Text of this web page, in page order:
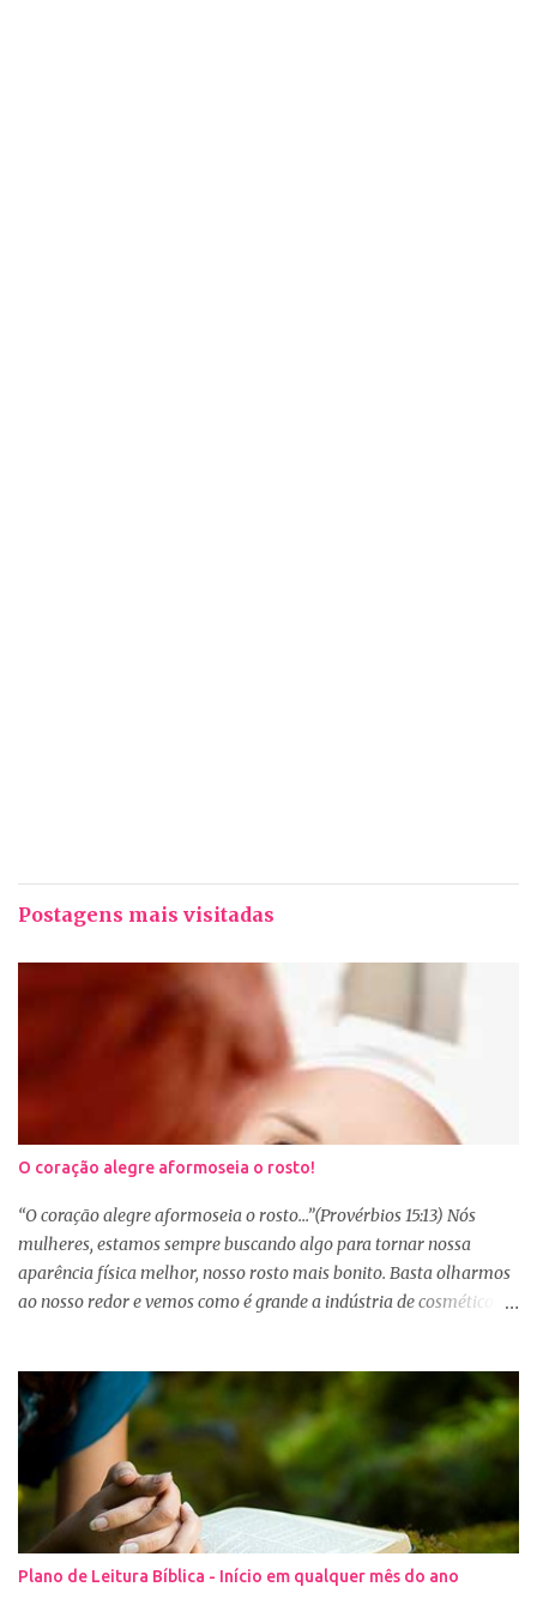
Postagens mais visitadas
O coração alegre aformoseia o rosto!
“O coração alegre aformoseia o rosto...”(Provérbios 15:13) Nós
mulheres, estamos sempre buscando algo para tornar nossa
aparência física melhor, nosso rosto mais bonito. Basta olharmos
ao nosso redor e vemos como é grande a indústria de cosméticos e
se maquiar e testam produtos. Não é errado gostar de se cuidar e
buscar conhecimento de como ficar mais bonita e atraente. Eu
também gosto de maquiagem e dicas de beleza, no entanto,
precisamos cuidar primeiramente da nossa beleza interior. A
verdade é que, muitas de nós buscamos de forma desenfreada
ficarmos mais bonitas por fora tentando nos afirmar, e mostrar
que temos algum valor, porque nossos corações estão cheios de
amargura e traumas causados por situações que vivenciamos. O
Plano de Leitura Bíblica - Início em qualquer mês do ano